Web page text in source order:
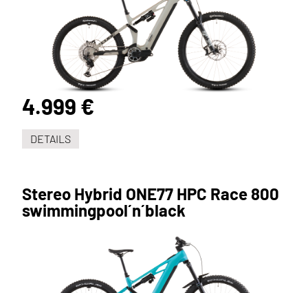
4.999 €
DETAILS
Stereo Hybrid ONE77 HPC Race 800
swimmingpool´n´black